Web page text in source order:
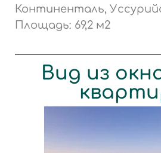
Континенталь,
Площадь: 69,2 м2
Вид из